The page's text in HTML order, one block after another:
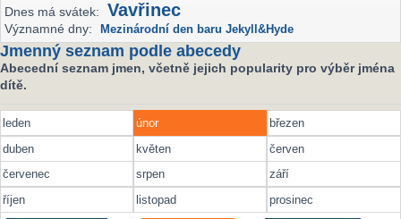
Dnes má svátek: Vavřinec
Významné dny: Mezinárodní den baru Jekyll&Hyde
Jmenný seznam podle abecedy
Abecední seznam jmen, včetně jejich popularity pro výběr jména
dítě.
leden únor
březen
duben
květen
červen
červenec
srpen
září
říjen
listopad prosinec